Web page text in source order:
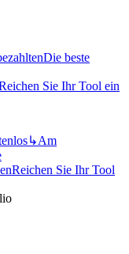
Die beste
Sie Ihr Tool ein
↳Am
Reichen Sie Ihr Tool